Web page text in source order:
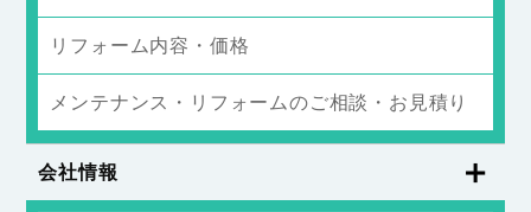
リフォーム内容・価格
メンテナンス・リフォームのご相談・お見積り
会社情報